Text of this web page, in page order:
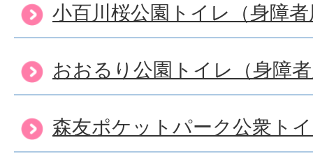
小百川桜公園トイレ（身障
おおるり公園トイレ（身障
森友ポケットパーク公衆ト